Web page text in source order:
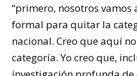
“primero, nosotros vamos
formal para quitar la
nacional. Creo que aquí
categoría. Yo creo que,